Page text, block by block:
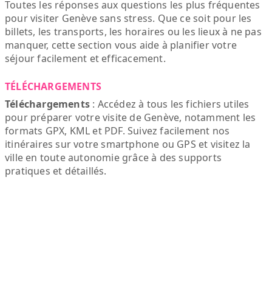
Toutes les réponses aux questions les plus fréquentes
pour visiter Genève sans stress. Que ce soit pour les
billets, les transports, les horaires ou les lieux à ne pas
manquer, cette section vous aide à planifier votre
séjour facilement et efficacement.
TÉLÉCHARGEMENTS
Téléchargements : Accédez à tous les fichiers utiles
pour préparer votre visite de Genève, notamment les
formats GPX, KML et PDF. Suivez facilement nos
itinéraires sur votre smartphone ou GPS et visitez la
ville en toute autonomie grâce à des supports
pratiques et détaillés.